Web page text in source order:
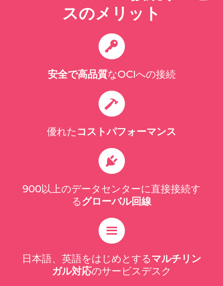
スのメリット
安全で高品質なOCIへの接続
優れた コストパフォーマンス
900以上のデータセンターに直接接続す
るグローバル回線
日本語、英語をはじめとするマルチリン
ガル対応のサービスデスク